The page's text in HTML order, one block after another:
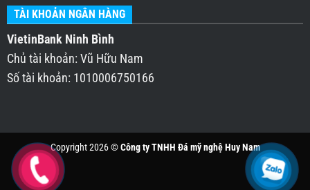
TÀI KHOẢN NGÂN HÀNG
VietinBank Ninh Bình
Chủ tài khoản: Vũ Hữu Nam
Số tài khoản: 1010006750166
Copyright 2026 ©Công ty TNHH Đá mỹ nghệ Huy Nam